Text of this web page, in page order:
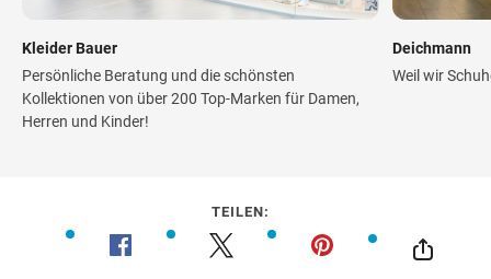
Kleider Bauer
Persönliche Beratung und die schönsten
Kollektionen von über 200 Top-Marken für Damen,
Herren und Kinder!
Deichmann
Weil wir
TEILEN: